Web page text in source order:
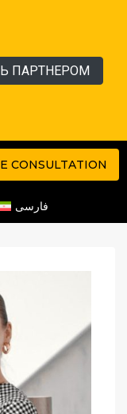
ПАРТНЕРОМ
CONSULTATION
فارسی